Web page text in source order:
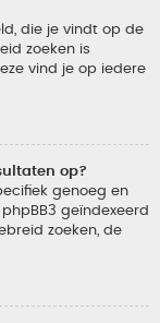
die je vindt op de
zoeken is
vind je op iedere
op?
genoeg en
geïndexeerd
zoeken, de